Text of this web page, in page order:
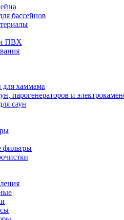
бассейнов
ПВХ
для хаммама
парогенераторов и
саун
фильтры